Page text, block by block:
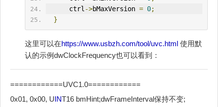
      ctrl
->bMaxVersion = 0;
}
这里可以在https://www.usbzh.com/tool/uvc.html 使用默
认的示例dwClockFrequency也可以看到：
============UVC1.0============
0x01, 0x00, UINT16 bmHint;dwFrameInterval保持不变;